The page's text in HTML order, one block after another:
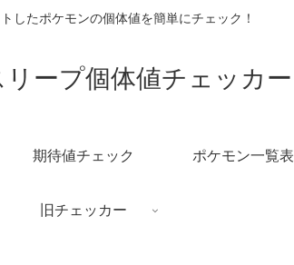
したポケモンの個体値を簡単にチェック！
ープ個体値チェッカー
期待値チェック ポケモン一覧表
旧チェッカー